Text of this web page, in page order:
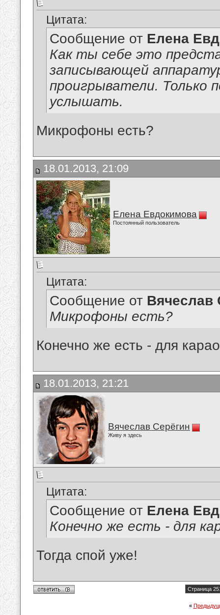
Цитата:
Сообщение от Елена
Как ты себе это
записывающей
проигрыватели. Только
услышать.
Микрофоны есть?
18.01.2013, 21:09
Елена Евдокимова
Постоянный пользователь
Цитата:
Сообщение от Вячеслав
Микрофоны есть?
Конечно же есть - для
18.01.2013, 21:21
Вячеслав Серёгин
Живу я здесь
Цитата:
Сообщение от Елена
Конечно же есть - для
Тогда спой уже!
Страница
«